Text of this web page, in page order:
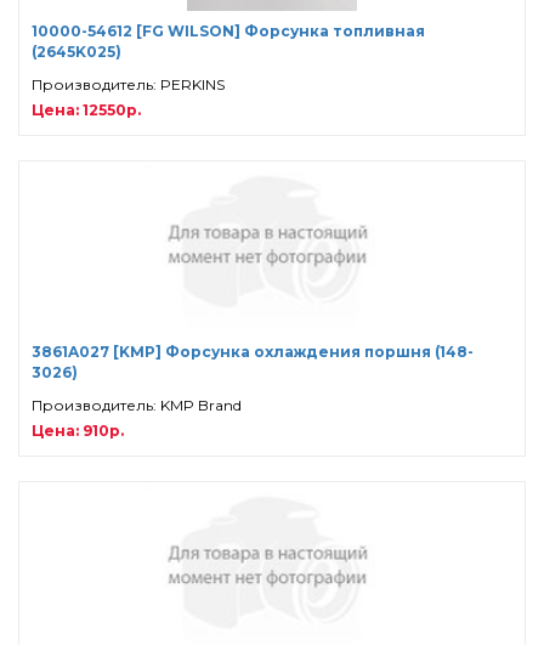
10000-54612 [FG WILSON] Форсунка топливная
(2645K025)
Производитель: PERKINS
Цена: 12550р.
3861A027 [KMP] Форсунка охлаждения поршня (148-
3026)
Производитель: KMP Brand
Цена: 910р.